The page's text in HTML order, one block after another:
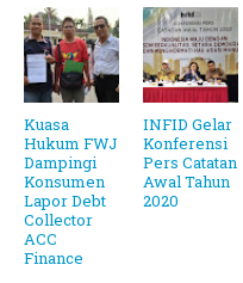
Kuasa
Hukum FWJ
Dampingi
Konsumen
Lapor Debt
Collector
ACC
Finance
INFID Gelar
Konferensi
Pers Catatan
Awal Tahun
2020